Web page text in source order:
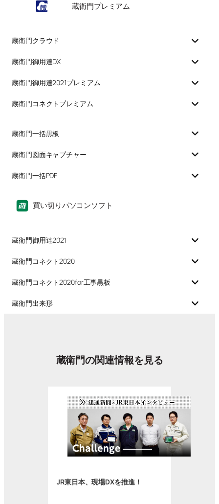
蔵衛門プレミアム
蔵衛門クラウド
蔵衛門御用達DX
蔵衛門御用達2021プレミアム
蔵衛門コネクトプレミアム
蔵衛門一括黒板
蔵衛門図面キャプチャー
蔵衛門一括PDF
買い切りパソコンソフト
蔵衛門御用達2021
蔵衛門コネクト2020
蔵衛門コネクト2020for工事黒板
蔵衛門出来形
蔵衛門の関連情報を見る
JR東日本、現場DXを推進！